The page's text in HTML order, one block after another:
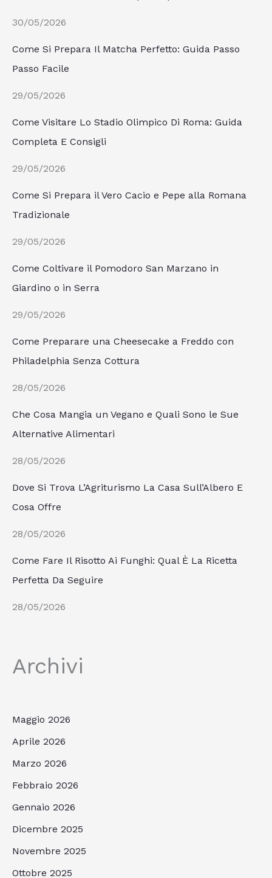
30/05/2026
Come Si Prepara Il Matcha Perfetto: Guida Passo
Passo Facile
29/05/2026
Come Visitare Lo Stadio Olimpico Di Roma: Guida
Completa E Consigli
29/05/2026
Come Si Prepara il Vero Cacio e Pepe alla Romana
Tradizionale
29/05/2026
Come Coltivare il Pomodoro San Marzano in
Giardino o in Serra
29/05/2026
Come Preparare una Cheesecake a Freddo con
Philadelphia Senza Cottura
28/05/2026
Che Cosa Mangia un Vegano e Quali Sono le Sue
Alternative Alimentari
28/05/2026
Dove Si Trova L’Agriturismo La Casa Sull’Albero E
Cosa Offre
28/05/2026
Come Fare Il Risotto Ai Funghi: Qual È La Ricetta
Perfetta Da Seguire
28/05/2026
Archivi
Maggio 2026
Aprile 2026
Marzo 2026
Febbraio 2026
Gennaio 2026
Dicembre 2025
Novembre 2025
Ottobre 2025